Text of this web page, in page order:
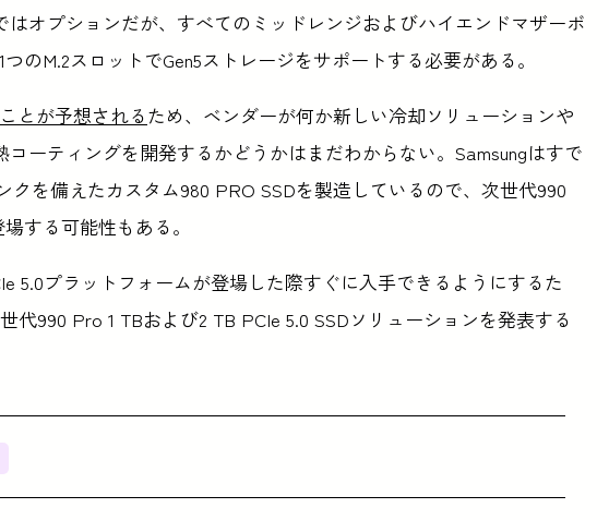
はオプションだが、すべてのミッドレンジおよびハイエンドマザーボ
のM.2スロットでGen5ストレージをサポートする必要がある。
とが予想されるため、ベンダーが何か新しい冷却ソリューションや
コーティングを開発するかどうかはまだわからない。Samsungはすで
クを備えたカスタム980 PRO SSDを製造しているので、次世代990
する可能性もある。
5.0プラットフォームが登場した際すぐに入手できるようにするた
代990 Pro 1 TBおよび2 TB PCIe 5.0 SSDソリューションを発表する